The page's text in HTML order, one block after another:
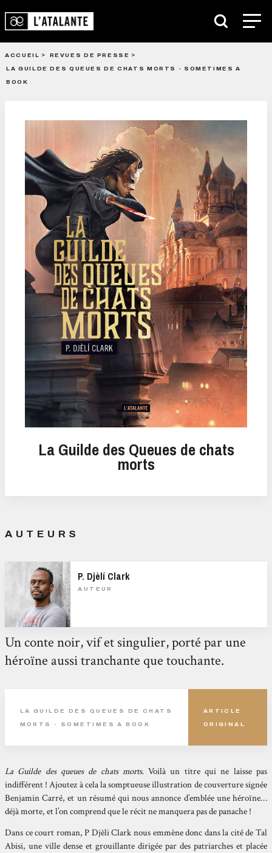
ACCUEIL
REVUES DE PRESSE
LA GUILDE DES QUEUES DE CHATS MORTS - SOMETIMES A
BOOK
La Guilde des Queues de chats
morts
AUTEURS
P. Djèlí Clark
AUTEUR
Un conte noir, vif et singulier, porté par une
héroïne aussi tranchante que touchante.
LA GUILDE DES QUEUES DE CHATS
MORTS - SOMETIMES A BOOK
ARTICLE
ORIGINAL
La Guilde des queues de chats morts. Voilà un titre qui ne laisse pas
indifférent ! Ajoutez à cela la somptueuse illustration de couverture signée
Benjamin Carré, et un résumé qui nous annonce d’emblée une héroïne…
déjà morte, et l’on comprend que le récit ne manquera pas de panache !
Dans ce court roman, P Djèli Clark nous emmène donc dans la cité de Tal
Abisi, une ville dense et grouillante dirigée par des patriarches et placée